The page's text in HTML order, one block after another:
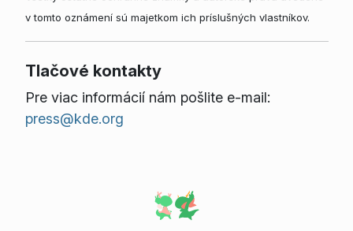
v tomto oznámení sú majetkom ich príslušných vlastníkov.
Tlačové kontakty
Pre viac informácií nám pošlite e-mail:
press@kde.org